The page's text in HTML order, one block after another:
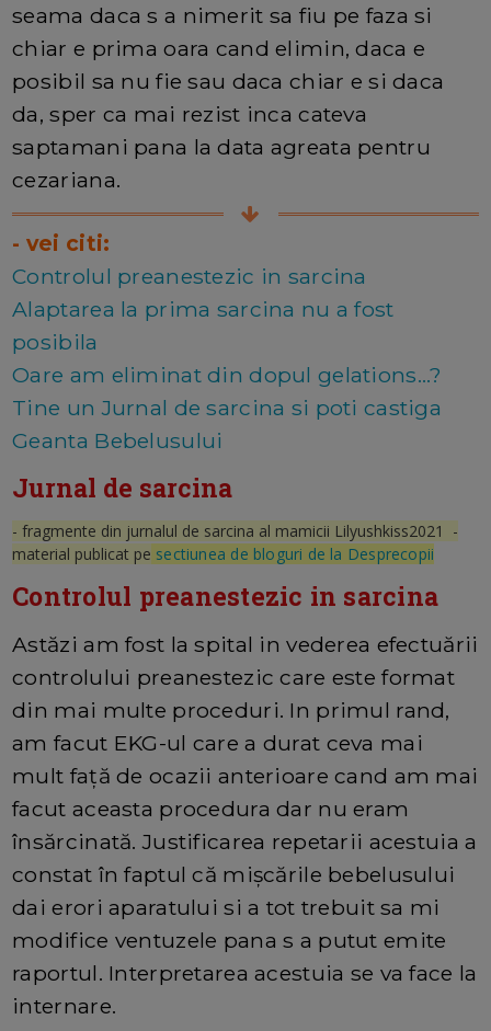
seama daca s a nimerit sa fiu pe faza si
chiar e prima oara cand elimin, daca e
posibil sa nu fie sau daca chiar e si daca
da, sper ca mai rezist inca cateva
saptamani pana la data agreata pentru
cezariana.
- vei citi:
Controlul preanestezic in sarcina
Alaptarea la prima sarcina nu a fost
posibila
Oare am eliminat din dopul gelations...?
Tine un Jurnal de sarcina si poti castiga
Geanta Bebelusului
Jurnal de sarcina
- fragmente din jurnalul de sarcina al mamicii Lilyushkiss2021 -
material publicat pe sectiunea de bloguri de la Desprecopii
Controlul preanestezic in sarcina
Astăzi am fost la spital in vederea efectuării
controlului preanestezic care este format
din mai multe proceduri. In primul rand,
am facut EKG-ul care a durat ceva mai
mult față de ocazii anterioare cand am mai
facut aceasta procedura dar nu eram
însărcinată. Justificarea repetarii acestuia a
constat în faptul că mișcările bebelusului
dai erori aparatului si a tot trebuit sa mi
modifice ventuzele pana s a putut emite
raportul. Interpretarea acestuia se va face la
internare.